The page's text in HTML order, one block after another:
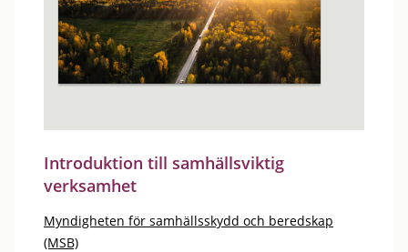
Introduktion till samhällsviktig
verksamhet
Myndigheten för samhällsskydd och beredskap
(MSB)